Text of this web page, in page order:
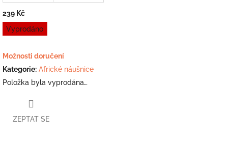
239 Kč
Měrná
cena:
Vyprodáno
Možnosti doručení
Kategorie: Africké náušnice
Položka byla vyprodána…
ZEPTAT SE